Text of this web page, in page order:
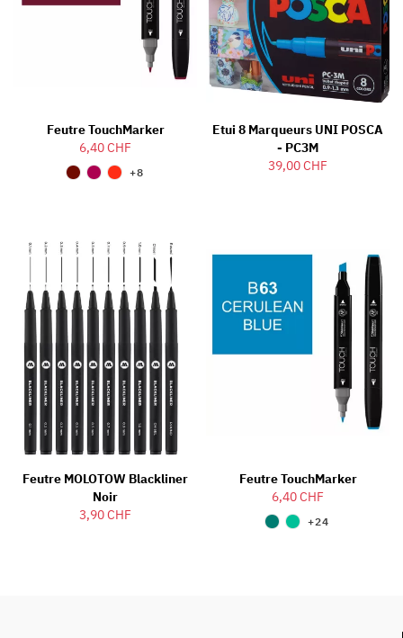
Feutre TouchMarker
6,40 CHF
+8
Etui 8 Marqueurs UNI POSCA
- PC3M
39,00 CHF
Feutre MOLOTOW Blackliner
Noir
3,90 CHF
Feutre TouchMarker
6,40 CHF
+24